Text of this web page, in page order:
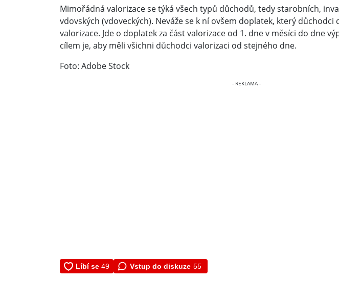
Mimořádná valorizace se týká všech typů důchodů, tedy starobních,
vdovských (vdoveckých). Neváže se k ní ovšem doplatek, který
valorizace. Jde o doplatek za část valorizace od 1. dne v měsíci do dne
cílem je, aby měli všichni důchodci valorizaci od stejného dne.
Foto: Adobe Stock
Vstup do diskuze 55